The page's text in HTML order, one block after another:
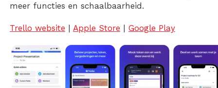
meer functies en schaalbaarheid.
Trello website | Apple Store | Google Play